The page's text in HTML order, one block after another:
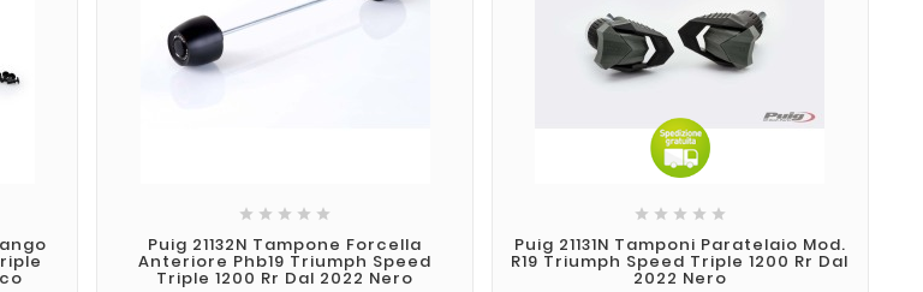
    
Puig 21132N Tampone Forcella
Anteriore Phb19 Triumph Speed
Triple 1200 Rr Dal 2022 Nero
    
Puig 21131N Tamponi Paratelaio Mod.
R19 Triumph Speed Triple 1200 Rr Dal
2022 Nero